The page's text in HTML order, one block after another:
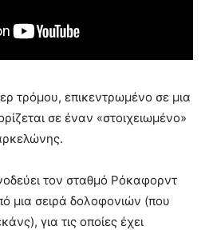
τρόμου, επικεντρωμένο σε μια
σε έναν «στοιχειωμένο»
τον σταθμό Ρόκαφορντ
μια σειρά δολοφονιών (που
για τις οποίες έχει